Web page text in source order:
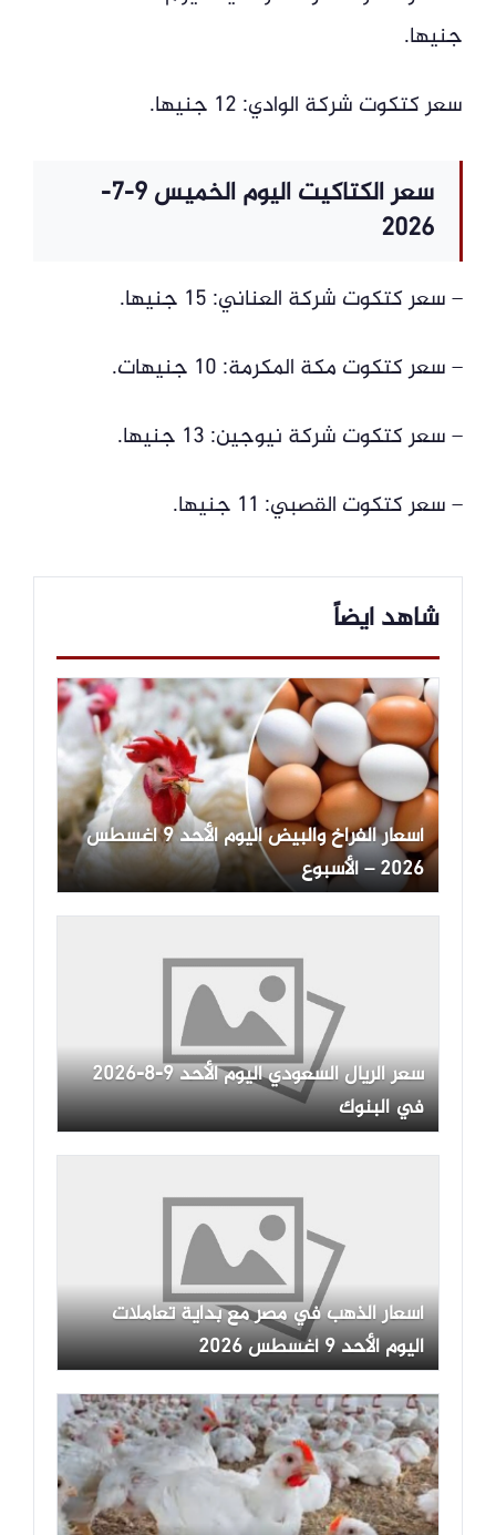
جنيها.
سعر كتكوت شركة الوادي: 12 جنيها.
سعر الكتاكيت اليوم الخميس 9-7-
2026
– سعر كتكوت شركة العناني: 15 جنيها.
– سعر كتكوت مكة المكرمة: 10 جنيهات.
– سعر كتكوت شركة نيوجين: 13 جنيها.
– سعر كتكوت القصبي: 11 جنيها.
شاهد ايضاً
أسعار الفراخ والبيض اليوم الأحد 9 أغسطس
2026 – الأسبوع
سعر الريال السعودي اليوم الأحد 9-8-2026
في البنوك
أسعار الذهب في مصر مع بداية تعاملات
اليوم الأحد 9 أغسطس 2026